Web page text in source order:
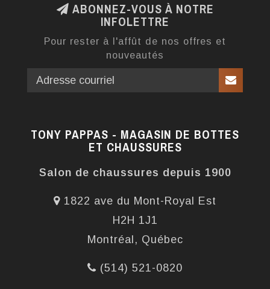
ABONNEZ-VOUS À NOTRE
INFOLETTRE
Pour rester à l'affût de nos offres et
nouveautés
TONY PAPPAS - MAGASIN DE BOTTES
ET CHAUSSURES
Salon de chaussures depuis 1900
1822 ave du Mont-Royal Est
H2H 1J1
Montréal, Québec
(514) 521-0820